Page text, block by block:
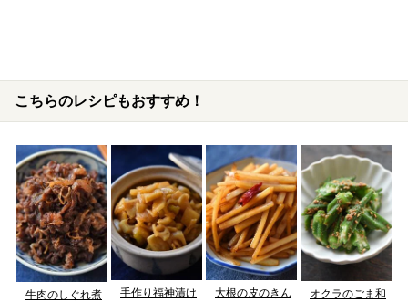
こちらのレシピもおすすめ！
牛肉のしぐれ煮 手作り福神漬け
大根の皮のきん
オクラのごま和